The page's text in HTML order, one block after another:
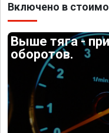
Включено в
Выше тяга -
оборотов.